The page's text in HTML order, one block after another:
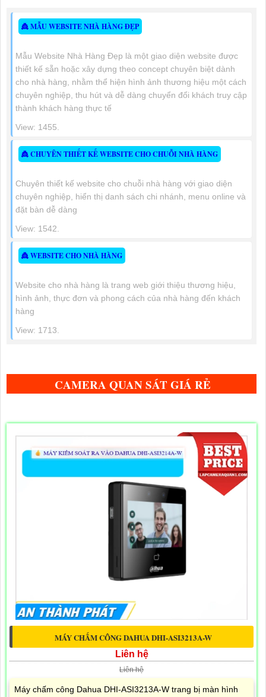
👸 MẪU WEBSITE NHÀ HÀNG ĐẸP
Mẫu Website Nhà Hàng Đẹp là một giao diện website được
thiết kế sẵn hoặc xây dựng theo concept chuyên biệt dành
cho nhà hàng, nhằm thể hiện hình ảnh thương hiệu một cách
chuyên nghiệp, thu hút và dễ dàng chuyển đổi khách truy cập
thành khách hàng thực tế
View: 1455.
👸 CHUYÊN THIẾT KẾ WEBSITE CHO CHUỖI NHÀ HÀNG
Chuyên thiết kế website cho chuỗi nhà hàng với giao diện
chuyên nghiệp, hiển thị danh sách chi nhánh, menu online và
đặt bàn dễ dàng
View: 1542.
👸 WEBSITE CHO NHÀ HÀNG
Website cho nhà hàng là trang web giới thiệu thương hiệu,
hình ảnh, thực đơn và phong cách của nhà hàng đến khách
hàng
View: 1713.
CAMERA QUAN SÁT GIÁ RẺ
MÁY CHẤM CÔNG DAHUA DHI-ASI3213A-W
Liên hệ
Liên hệ
Máy chấm công Dahua DHI-ASI3213A-W trang bị màn hình